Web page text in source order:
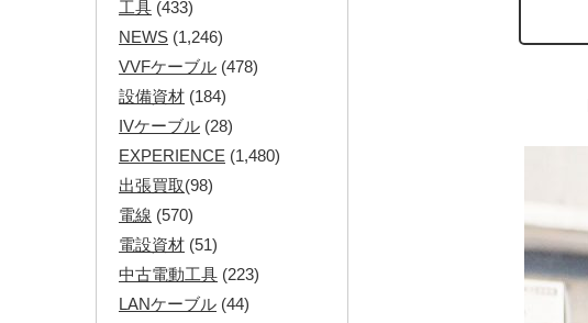
工具 (433)
NEWS (1,246)
VVFケーブル (478)
設備資材 (184)
IVケーブル (28)
EXPERIENCE (1,480)
出張買取(98)
電線 (570)
電設資材 (51)
中古電動工具 (223)
LANケーブル (44)